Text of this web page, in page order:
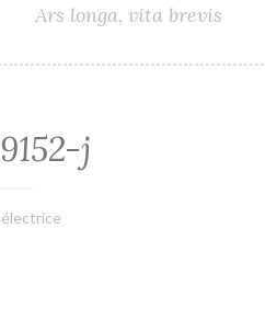
Ars longa, vita brevis
j